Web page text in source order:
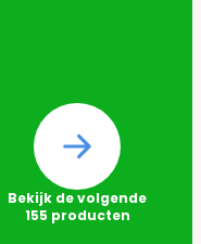
Bekijk de volgende
155 producten